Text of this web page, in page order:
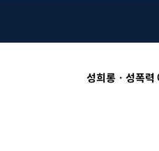
성희롱ㆍ성폭력